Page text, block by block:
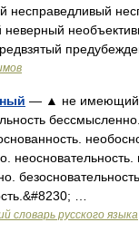
несправедливый
неверный
— ▲ не имеющий
неосновательность.
…
словарь русского языка